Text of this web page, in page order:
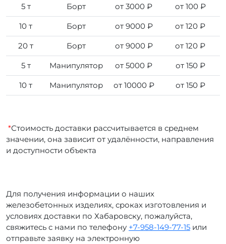
5 т Борт от 3000 ₽ от 100 ₽
10 т Борт от 9000 ₽ от 120 ₽
20 т Борт от 9000 ₽ от 120 ₽
5 т Манипулятор от 5000 ₽ от 150 ₽
10 т Манипулятор от 10000 ₽ от 150 ₽
*Стоимость доставки рассчитывается в среднем
значении, она зависит от удалённости, направления
и доступности объекта
Для получения информации о наших
железобетонных изделиях, сроках изготовления и
условиях доставки по Хабаровску, пожалуйста,
свяжитесь с нами по телефону +7-958-149-77-15 или
отправьте заявку на электронную